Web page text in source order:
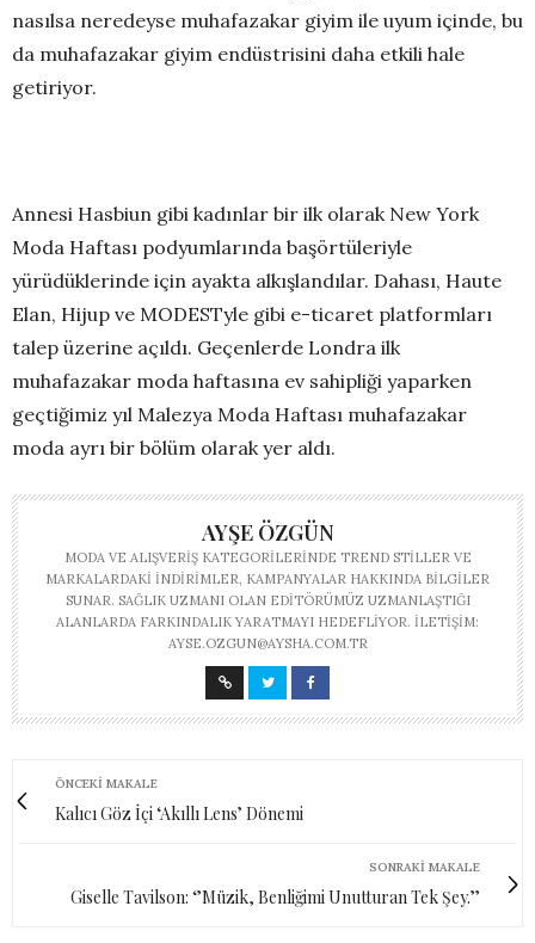
nasılsa neredeyse muhafazakar giyim ile uyum içinde, bu
da muhafazakar giyim endüstrisini daha etkili hale
getiriyor.
Annesi Hasbiun gibi kadınlar bir ilk olarak New York
Moda Haftası podyumlarında başörtüleriyle
yürüdüklerinde için ayakta alkışlandılar. Dahası, Haute
Elan, Hijup ve MODESTyle gibi e-ticaret platformları
talep üzerine açıldı. Geçenlerde Londra ilk
muhafazakar moda haftasına ev sahipliği yaparken
geçtiğimiz yıl Malezya Moda Haftası muhafazakar
moda ayrı bir bölüm olarak yer aldı.
AYŞE ÖZGÜN
MODA VE ALIŞVERIŞ KATEGORILERINDE TREND STILLER VE
MARKALARDAKI INDIRIMLER, KAMPANYALAR HAKKINDA BILGILER
SUNAR. SAĞLIK UZMANI OLAN EDITÖRÜMÜZ UZMANLAŞTIĞI
ALANLARDA FARKINDALIK YARATMAYI HEDEFLIYOR. İLETIŞIM:
AYSE.OZGUN@AYSHA.COM.TR
ÖNCEKI MAKALE
Kalıcı Göz İçi ‘Akıllı Lens’ Dönemi
SONRAKI MAKALE
Giselle Tavilson: ‘’Müzik, Benliğimi Unutturan Tek Şey.’’